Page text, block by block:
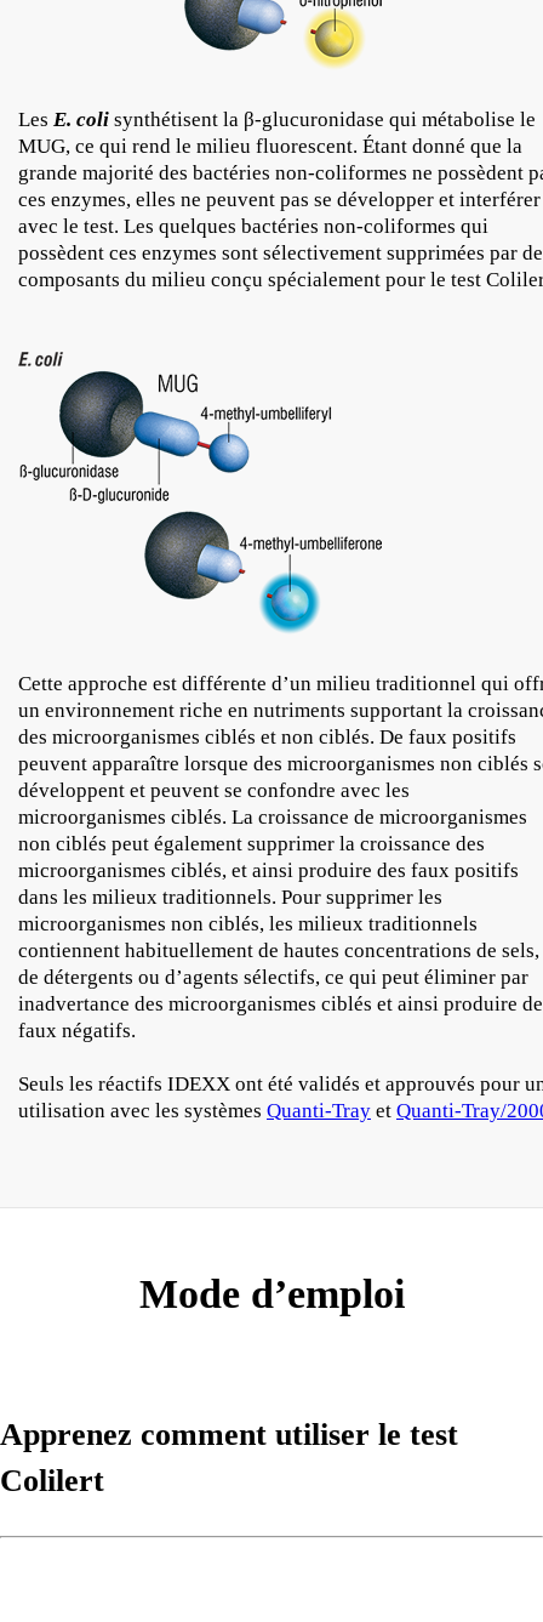
Les E. coli synthétisent la β-glucuronidase qui métabolise le
MUG, ce qui rend le milieu fluorescent. Étant donné que la
grande majorité des bactéries non-coliformes ne possèdent
ces enzymes, elles ne peuvent pas se développer et interférer
avec le test. Les quelques bactéries non-coliformes qui
possèdent ces enzymes sont sélectivement supprimées par
composants du milieu conçu spécialement pour le test
Cette approche est différente d’un milieu traditionnel qui
un environnement riche en nutriments supportant la
des microorganismes ciblés et non ciblés. De faux positifs
peuvent apparaître lorsque des microorganismes non ciblés
développent et peuvent se confondre avec les
microorganismes ciblés. La croissance de microorganismes
non ciblés peut également supprimer la croissance des
microorganismes ciblés, et ainsi produire des faux positifs
dans les milieux traditionnels. Pour supprimer les
microorganismes non ciblés, les milieux traditionnels
contiennent habituellement de hautes concentrations de sels,
de détergents ou d’agents sélectifs, ce qui peut éliminer par
inadvertance des microorganismes ciblés et ainsi produire
faux négatifs.
Seuls les réactifs IDEXX ont été validés et approuvés pour
utilisation avec les systèmes Quanti-Tray et Quanti-Tray/
Mode d’emploi
Apprenez comment utiliser le test
Colilert